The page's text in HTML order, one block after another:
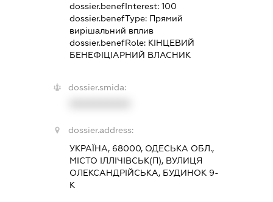
dossier.benefInterest:100
dossier.benefType: Прямий
вирішальний вплив
dossier.benefRole: КІНЦЕВИЙ
БЕНЕФІЦІАРНИЙ ВЛАСНИК
dossier.smida:
dossier.address:
УКРАЇНА, 68000, ОДЕСЬКА ОБЛ.,
МІСТО ІЛЛІЧІВСЬК(П), ВУЛИЦЯ
ОЛЕКСАНДРІЙСЬКА, БУДИНОК 9-
К